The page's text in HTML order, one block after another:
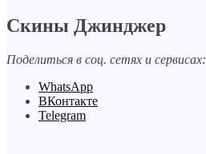
Скины Джинджер
Поделиться в соц. сетях и сервисах:
WhatsApp
ВКонтакте
Telegram